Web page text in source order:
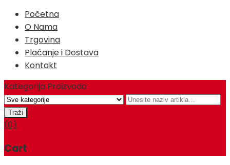
Početna
O Nama
Trgovina
Plaćanje i Dostava
Kontakt
Kategorija Proizvoda
(0)
Cart